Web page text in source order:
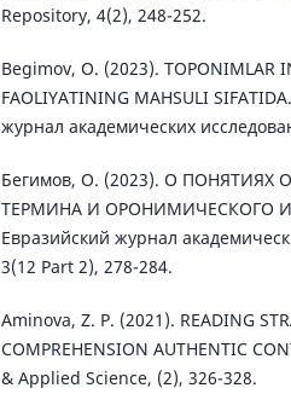
Repository, 4(2), 248-252.
Begimov, O. (2023). TOPONIMLAR
FAOLIYATINING MAHSULI
журнал академических
Бегимов, О. (2023). О
ТЕРМИНА И ОРОНИМИЧЕСКОГО
Евразийский журнал
3(12 Part 2), 278-284.
Aminova, Z. P. (2021). READING
COMPREHENSION AUTHENTIC
& Applied Science, (2), 326-328.